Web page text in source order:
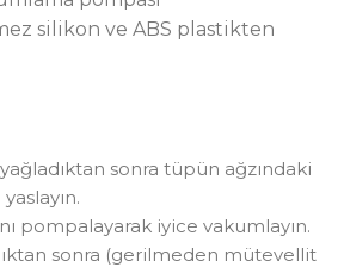
silikon ve ABS plastikten
yağladıktan sonra tüpün ağzındaki
pompalayarak iyice vakumlayın.
sonra (gerilmeden mütevellit